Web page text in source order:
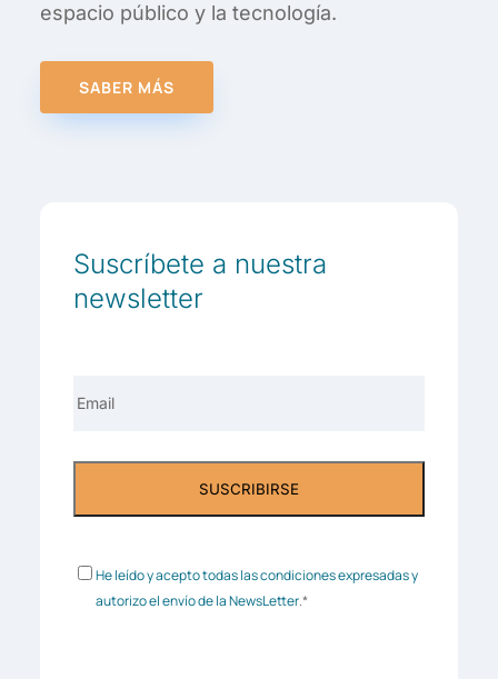
espacio público y la tecnología.
SABER MÁS
Suscríbete a nuestra
newsletter
Consentimiento*
He leído y acepto todas las condiciones expresadas y
autorizo el envío de la NewsLetter.*